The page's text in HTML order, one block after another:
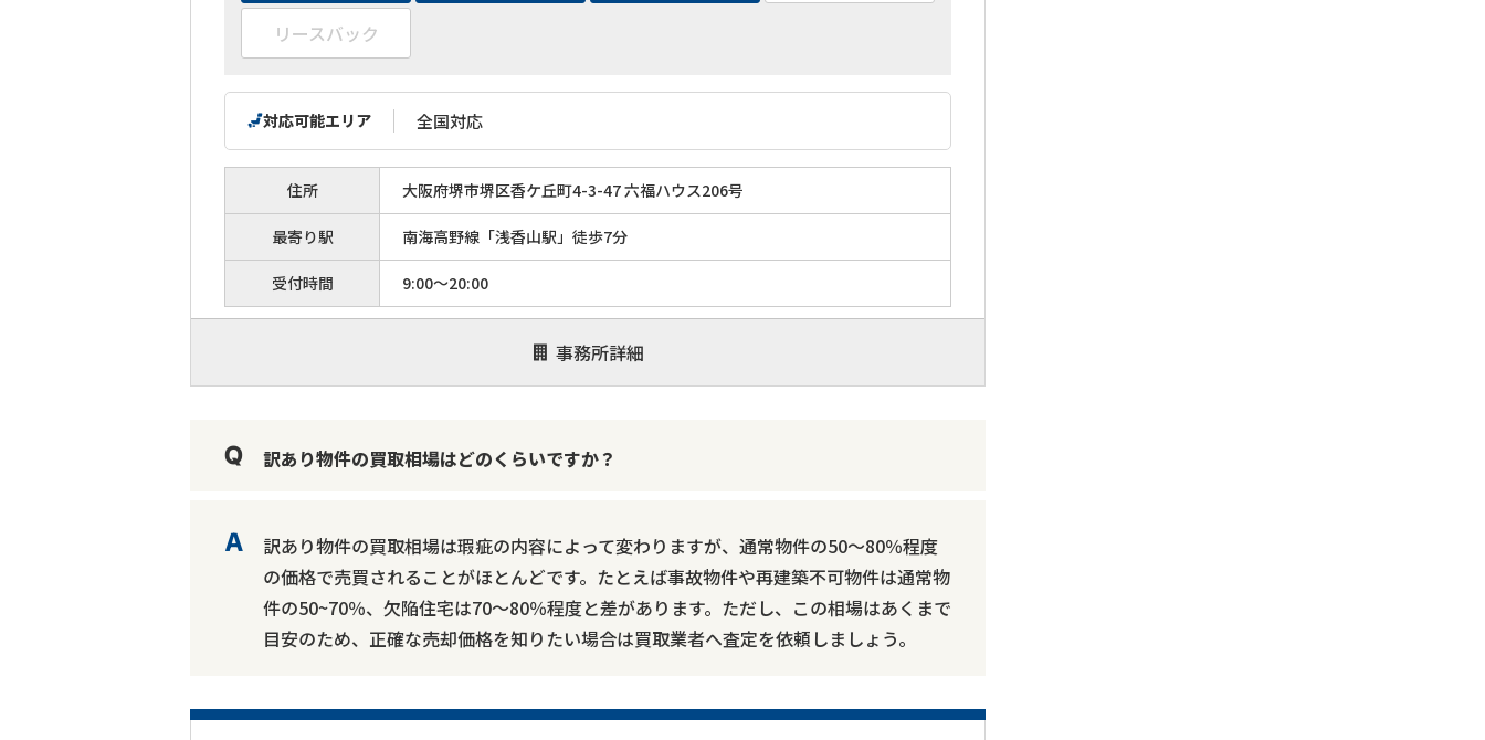
リースバック
住所 大阪府堺市堺区香ケ丘町4-3-47 六福ハウス206号
最寄り駅 南海高野線「浅香山駅」徒歩7分
受付時間 9:00～20:00
事務所詳細
対応可能エリア 全国対応
訳あり物件の買取相場はどのくらいですか？
訳あり物件の買取相場は瑕疵の内容によって変わりますが、通常物件の50～80％程度
の価格で売買されることがほとんどです。たとえば事故物件や再建築不可物件は通常物
件の50~70％、欠陥住宅は70～80％程度と差があります。ただし、この相場はあくまで
目安のため、正確な売却価格を知りたい場合は買取業者へ査定を依頼しましょう。